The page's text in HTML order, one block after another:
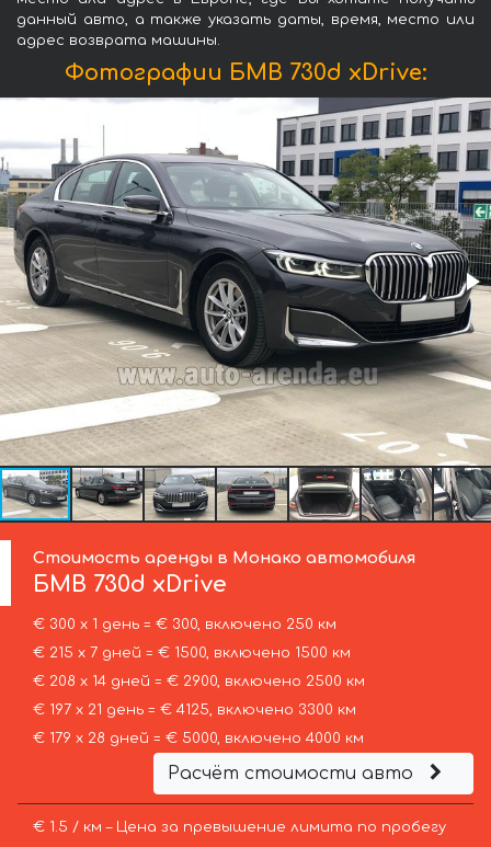
данный авто, а также указать даты, время, место или
адрес возврата машины.
Фотографии БМВ 730d xDrive:
Стоимость аренды в Монако автомобиля
БМВ 730d xDrive
€ 300 х 1 день = € 300, включено 250 км
€ 215 х 7 дней = € 1500, включено 1500 км
€ 208 х 14 дней = € 2900, включено 2500 км
€ 197 х 21 день = € 4125, включено 3300 км
€ 179 х 28 дней = € 5000, включено 4000 км
Расчёт стоимости авто
€ 1.5 / км – Цена за превышение лимита по пробегу